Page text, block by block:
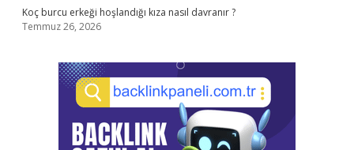
Koç burcu erkeği hoşlandığı kıza nasıl davranır ?
Temmuz 26, 2026